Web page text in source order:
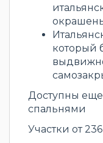
который
Доступны
спальнями
Участки от